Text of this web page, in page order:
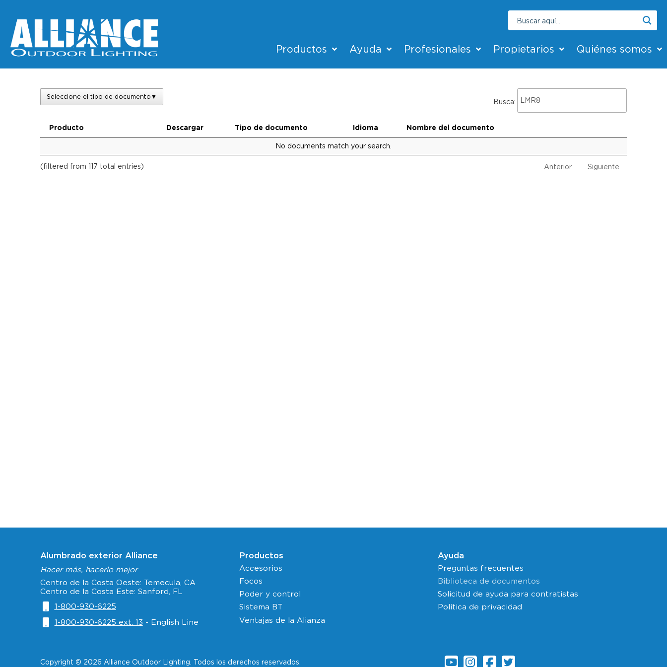
Productos Ayuda Profesionales Propietarios Quiénes somos
Seleccione el tipo de documento ▼
Busca:
Producto Descargar Tipo de documento Idioma Nombre del documento
No documents match your search.
(filtered from 117 total entries) Anterior Siguiente
Alumbrado exterior Alliance
Hacer más, hacerlo mejor
Centro de la Costa Oeste: Temecula, CA
Centro de la Costa Este: Sanford, FL
1-800-930-6225
1-800-930-6225 ext. 13 - English Line
Productos
Accesorios
Focos
Poder y control
Sistema BT
Ventajas de la Alianza
Ayuda
Preguntas frecuentes
Biblioteca de documentos
Solicitud de ayuda para contratistas
Política de privacidad
Copyright © 2026 Alliance Outdoor Lighting. Todos los derechos reservados.